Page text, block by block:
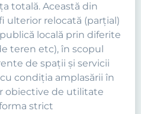
totală. Această din
ulterior relocată (parţial)
locală prin diferite
teren etc), în scopul
de spaţii şi servicii
condiţia amplasării în
obiective de utilitate
strict